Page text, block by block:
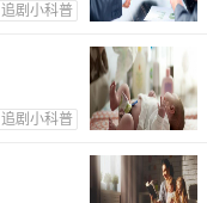
追剧小科普
追剧小科普